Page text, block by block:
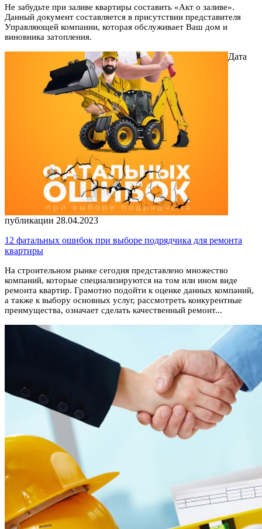
Не забудьте при заливе квартиры составить «Акт о заливе».
Данный документ составляется в присутствии представителя
Управляющей компании, которая обслуживает Ваш дом и
виновника затопления.
Дата
публикации 28.04.2023
12 фатальных ошибок при выборе подрядчика для ремонта
квартиры
На строительном рынке сегодня представлено множество
компаний, которые специализируются на том или ином виде
ремонта квартир. Грамотно подойти к оценке данных компаний,
а также к выбору основных услуг, рассмотреть конкурентные
преимущества, означает сделать качественный ремонт...